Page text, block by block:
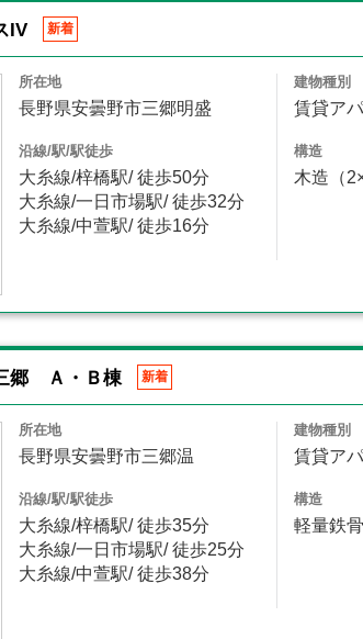
IV 新着
所在地
長野県安曇野市三郷明盛
沿線/駅/駅徒歩
大糸線/梓橋駅/ 徒歩50分
大糸線/一日市場駅/ 徒歩32分
大糸線/中萱駅/ 徒歩16分
建物種別
賃貸ア
構造
木造（
郷 Ａ・Ｂ棟 新着
所在地
長野県安曇野市三郷温
沿線/駅/駅徒歩
大糸線/梓橋駅/ 徒歩35分
大糸線/一日市場駅/ 徒歩25分
大糸線/中萱駅/ 徒歩38分
建物種別
賃貸ア
構造
軽量鉄